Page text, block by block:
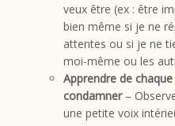
veux être (ex : être
bien même si je ne
attentes ou si je ne
moi-même ou les
Apprendre de
condamner –
une petite voix